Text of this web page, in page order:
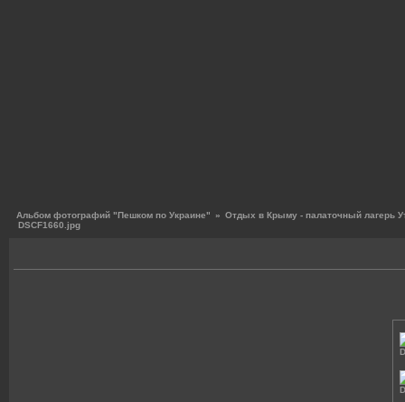
Альбом фотографий "Пешком по Украине" » Отдых в Крыму - палаточный лагерь
DSCF1660.jpg